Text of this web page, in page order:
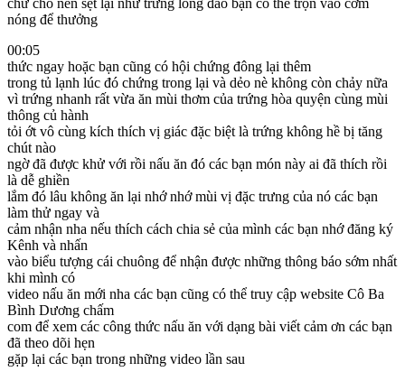
nóng để thưởng
00:05
thức ngay hoặc bạn cũng có hội chứng đông lại thêm
trong tủ lạnh lúc đó chứng trong lại và dẻo nè không còn chảy nữa
vì trứng nhanh rất vừa ăn mùi thơm của trứng hòa quyện cùng mùi
thông củ hành
tỏi ớt vô cùng kích thích vị giác đặc biệt là trứng không hề bị tăng
chút nào
ngờ đã được khử với rồi nấu ăn đó các bạn món này ai đã thích rồi
là dễ ghiền
lắm đó lâu không ăn lại nhớ nhớ mùi vị đặc trưng của nó các bạn
làm thử ngay và
cảm nhận nha nếu thích cách chia sẻ của mình các bạn nhớ đăng ký
Kênh và nhấn
vào biểu tượng cái chuông để nhận được những thông báo sớm nhất
khi mình có
video nấu ăn mới nha các bạn cũng có thể truy cập website Cô Ba
Bình Dương chấm
com để xem các công thức nấu ăn với dạng bài viết cảm ơn các bạn
đã theo dõi hẹn
gặp lại các bạn trong những video lần sau